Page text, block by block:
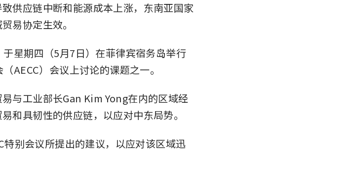
供应链中断和能源成本上涨，东南亚国家
易协定生效。
星期四（5月7日）在菲律宾宿务岛举行
AECC）会议上讨论的课题之一。
与工业部长Gan Kim Yong在内的区域经
和具韧性的供应链，以应对中东局势。
别会议所提出的建议，以应对该区域迅